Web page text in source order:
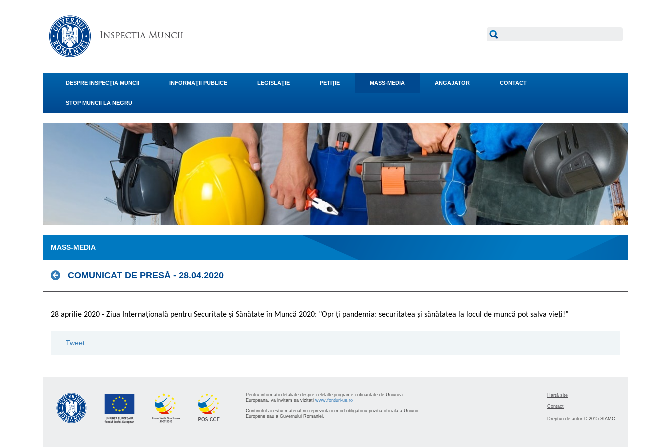
DESPRE INSPECŢIA MUNCII INFORMAŢII PUBLICE LEGISLAŢIE PETIŢIE MASS-MEDIA ANGAJATOR CONTACT
STOP MUNCII LA NEGRU
MASS-MEDIA
COMUNICAT DE PRESĂ - 28.04.2020
28 aprilie 2020 - Ziua Internațională pentru Securitate și Sănătate în Muncă 2020: ”Opriți pandemia: securitatea și sănătatea la locul de muncă pot salva vieți!”
Tweet
Pentru informatii detaliate despre celelalte programe cofinantate de Uniunea
Europeana, va invitam sa vizitati www.fonduri-ue.ro
Continutul acestui material nu reprezinta in mod obligatoriu pozitia oficiala a Uniunii
Europene sau a Guvernului Romaniei.
Hartă site
Contact
Drepturi de autor © 2015 SIAMC